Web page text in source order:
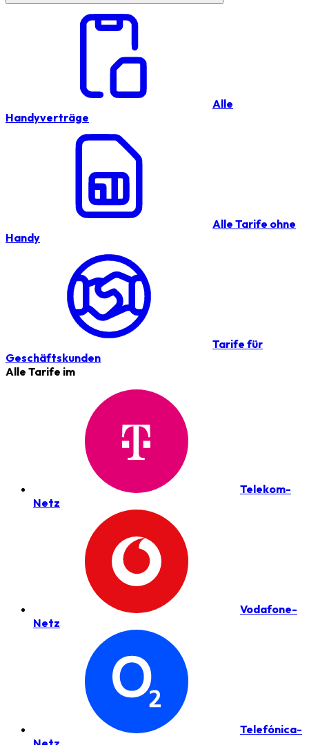
Alle
Handyverträge
Alle Tarife ohne
Handy
Tarife für
Geschäftskunden
Alle Tarife im
Telekom-
Netz
Vodafone-
Netz
Telefónica-